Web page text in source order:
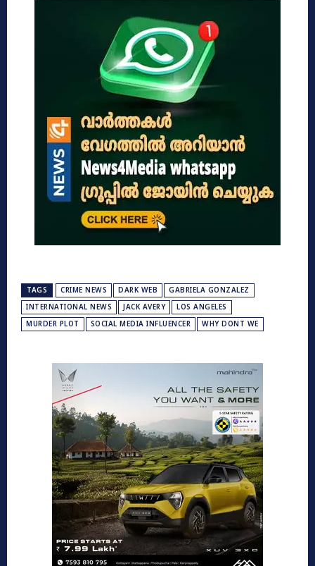
TAGS CRIME NEWS DARK WEB
GABRIELA GONZALEZ
INTERNATIONAL NEWS
JACK AVERY
LOS ANGELES
MURDER PLOT
SOCIAL MEDIA INFLUENCER WHY DONT WE